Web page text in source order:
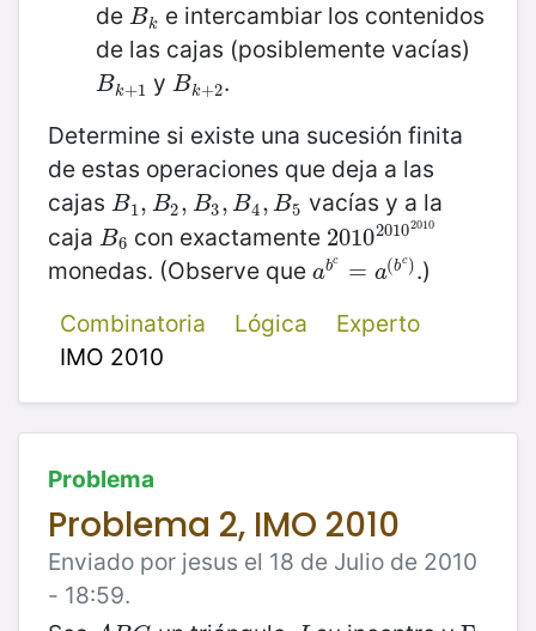
de Bk
Bk e intercambiar los contenidos
de las cajas (posiblemente vacías)
Bk+1
Bk+1 yBk+2
Bk+2.
Determine si existe una sucesión finita
de estas operaciones que deja a las
cajas B1, B2, B3, B4, B5
B1,B2,B 3,B4,B5
vacías y a la
caja B6
B6 con exactamente 201020102010
20102010
monedas. (Observe que abc = a(bc )
ab c= a(bc)
.)
Combinatoria
Lógica
Experto
IMO 2010
Problema
Problema 2, IMO 2010
Enviado por jesus el 18 de Julio de 2010
- 18:59.